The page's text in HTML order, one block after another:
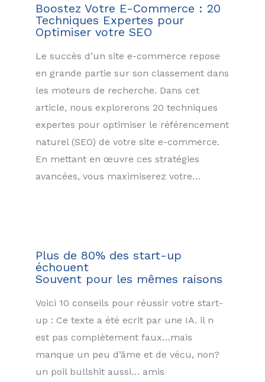
Boostez Votre E-Commerce : 20
Techniques Expertes pour
Optimiser votre SEO
Le succès d’un site e-commerce repose
en grande partie sur son classement dans
les moteurs de recherche. Dans cet
article, nous explorerons 20 techniques
expertes pour optimiser le référencement
naturel (SEO) de votre site e-commerce.
En mettant en œuvre ces stratégies
avancées, vous maximiserez votre…
Plus de 80% des start-up
échouent
Souvent pour les mêmes raisons
Voici 10 conseils pour réussir votre start-
up : Ce texte a été ecrit par une IA. il n
est pas complètement faux…mais
manque un peu d’âme et de vécu, non?
un poil bullshit aussi… amis